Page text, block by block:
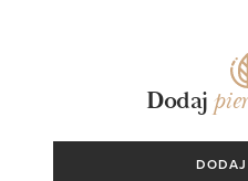
Dodaj